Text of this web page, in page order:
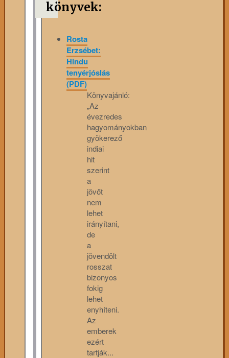
könyvek:
Rosta
Erzsébet:
Hindu
tenyérjóslás
(PDF)
Könyvajánló:
„Az
évezredes
hagyományokban
gyökerező
indiai
hit
szerint
a
jövőt
nem
lehet
irányítani,
de
a
jövendölt
rosszat
bizonyos
fokig
lehet
enyhíteni.
Az
emberek
ezért
tartják...